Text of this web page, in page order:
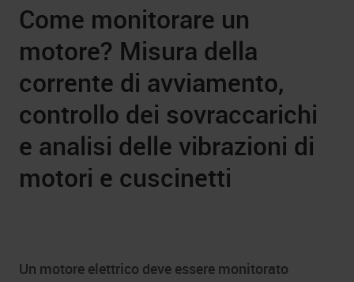
Come monitorare un
motore? Misura della
corrente di avviamento,
controllo dei sovraccarichi
e analisi delle vibrazioni di
motori e cuscinetti
Un motore elettrico deve essere monitorato